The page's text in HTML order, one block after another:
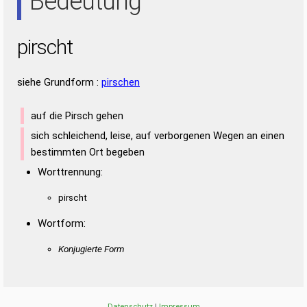
pirscht
siehe Grundform : pirschen
auf die Pirsch gehen
sich schleichend, leise, auf verborgenen Wegen an einen
bestimmten Ort begeben
Worttrennung:
pirscht
Wortform:
Konjugierte Form